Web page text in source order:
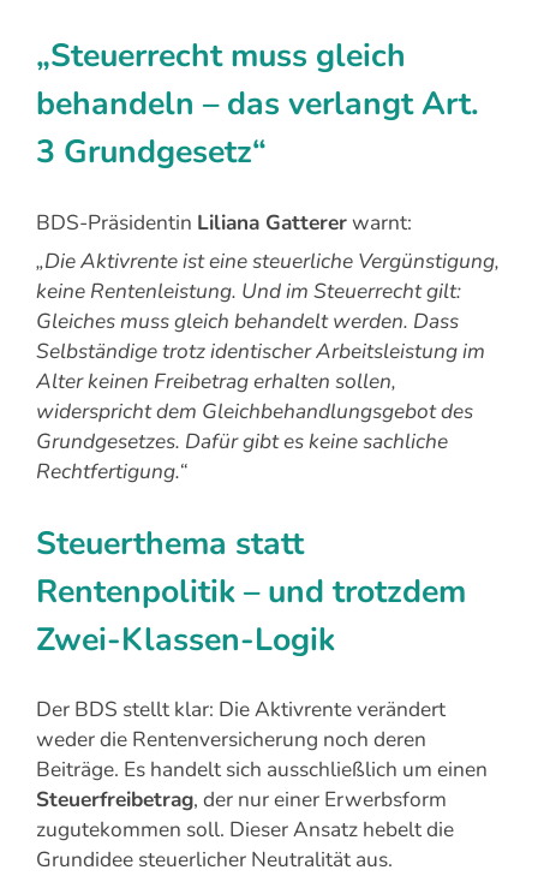
„Steuerrecht muss gleich
behandeln – das verlangt Art.
3 Grundgesetz“
BDS-Präsidentin Liliana Gattererwarnt:
„Die Aktivrente ist eine steuerliche Vergünstigung,
keine Rentenleistung. Und im Steuerrecht gilt:
Gleiches muss gleich behandelt werden. Dass
Selbständige trotz identischer Arbeitsleistung im
Alter keinen Freibetrag erhalten sollen,
widerspricht dem Gleichbehandlungsgebot des
Grundgesetzes. Dafür gibt es keine sachliche
Rechtfertigung.“
Steuerthema statt
Rentenpolitik – und trotzdem
Zwei-Klassen-Logik
Der BDS stellt klar: Die Aktivrente verändert
weder die Rentenversicherung noch deren
Beiträge. Es handelt sich ausschließlich um einen
Steuerfreibetrag, der nur einer Erwerbsform
zugutekommen soll. Dieser Ansatz hebelt die
Grundidee steuerlicher Neutralität aus.